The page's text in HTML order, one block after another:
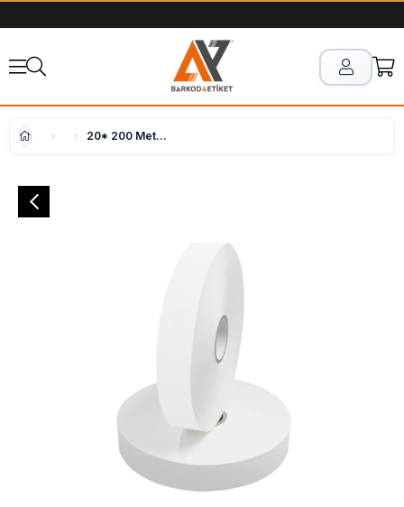
20* 200 Metre Orta Yıkama Japon Akmaz